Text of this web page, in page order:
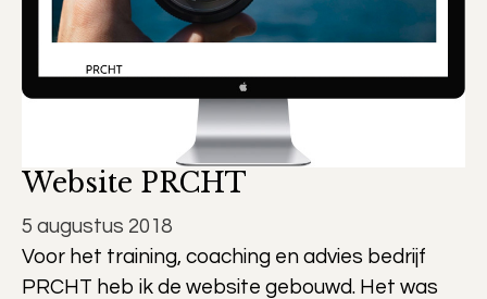
Website PRCHT
5 augustus 2018
Voor het training, coaching en advies bedrijf
PRCHT heb ik de website gebouwd. Het was